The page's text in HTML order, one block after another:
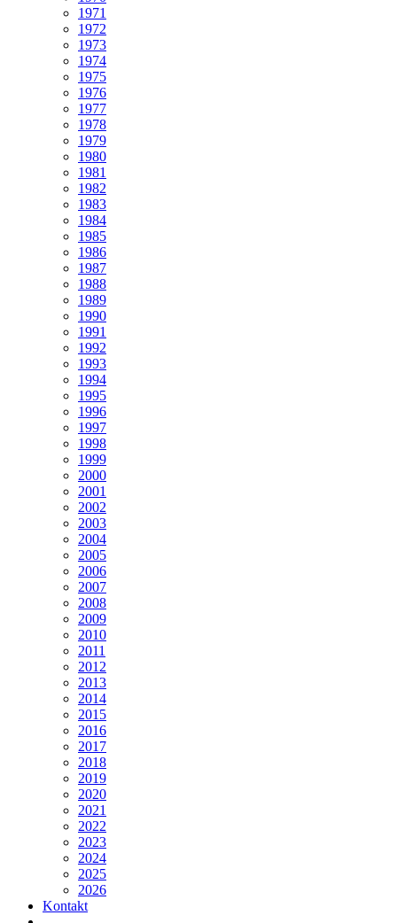
1971
1972
1973
1974
1975
1976
1977
1978
1979
1980
1981
1982
1983
1984
1985
1986
1987
1988
1989
1990
1991
1992
1993
1994
1995
1996
1997
1998
1999
2000
2001
2002
2003
2004
2005
2006
2007
2008
2009
2010
2011
2012
2013
2014
2015
2016
2017
2018
2019
2020
2021
2022
2023
2024
2025
2026
Kontakt